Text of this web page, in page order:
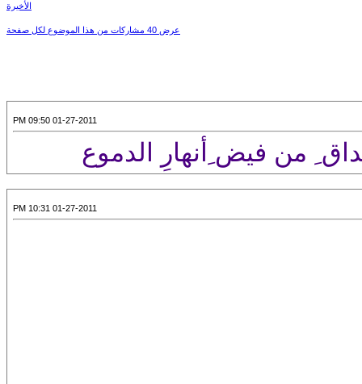
الأخيرة
عرض 40 مشاركات من هذا الموضوع لكل صفحة
01-27-2011 09:50 PM
من فيض ِأنهارِ الدموع
01-27-2011 10:31 PM